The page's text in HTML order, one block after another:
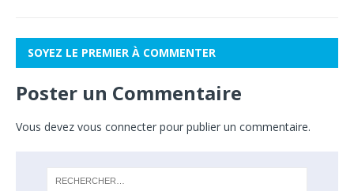
SOYEZ LE PREMIER À COMMENTER
Poster un Commentaire
Vous devez vous connecter pour publier un commentaire.